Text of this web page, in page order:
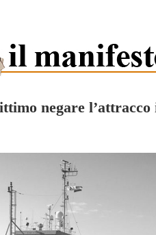
negare